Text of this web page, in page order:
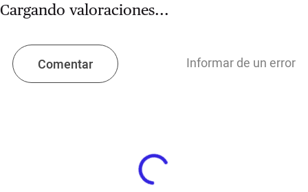
Cargando valoraciones...
Comentar Informar de un error